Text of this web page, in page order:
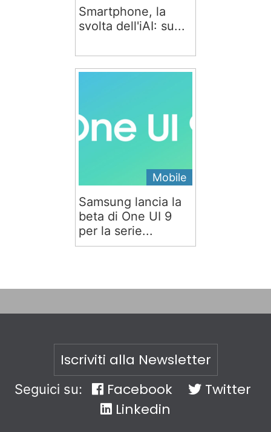
Smartphone, la
svolta dell'iAI: su...
Mobile
Samsung lancia la
beta di One UI 9
per la serie...
Iscriviti alla Newsletter
Seguici su: Facebook
Twitter
Linkedin